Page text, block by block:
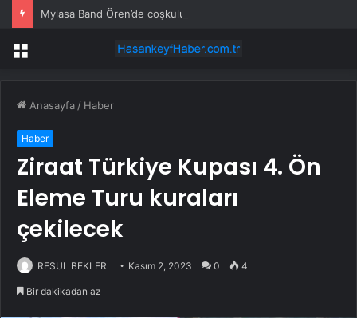
Mylasa Band Ören’de coşkulu konser verdi
Menü
Anasayfa / Haber
Haber
Ziraat Türkiye Kupası 4. Ön
Eleme Turu kuraları
çekilecek
RESUL BEKLER Kasım 2, 2023 0 4
Bir dakikadan az